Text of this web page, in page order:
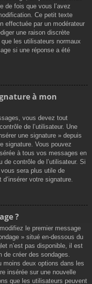
de fois que vous l’avez
Ce petit texte
effectuée par un modérateur
une raison discrète
les utilisateurs normaux
si une réponse a été
à mon
vous devez tout
de l’utilisateur. Une
une signature » depuis
signature. Vous pouvez
à tous vos messages en
de contrôle de l’utilisateur. Si
sera plus utile de
votre signature.
?
le premier message
» situé en-dessous du
n’est pas disponible, il est
de créer des sondages.
moins deux options dans les
insérée sur une nouvelle
que les utilisateurs peuvent